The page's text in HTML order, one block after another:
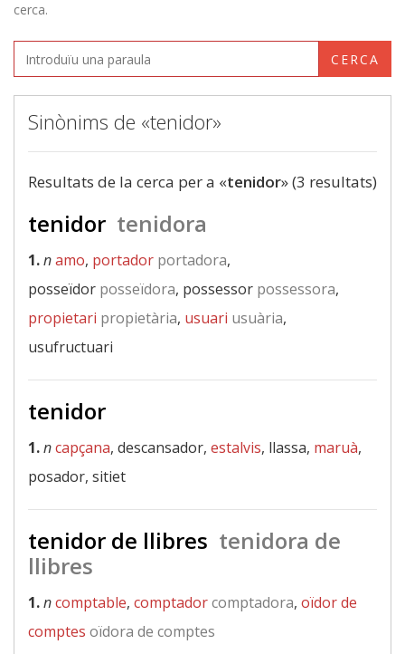
cerca.
CERCA
Sinònims de «tenidor»
Resultats de la cerca per a «tenidor» (3 resultats)
tenidor tenidora
1.namo, portador portadora,
posseïdor posseïdora, possessor possessora,
propietari propietària, usuari usuària,
usufructuari
tenidor
1.ncapçana, descansador, estalvis, llassa, maruà,
posador, sitiet
tenidor de llibres tenidora de
llibres
1.ncomptable, comptadorcomptadora, oïdor de
comptes oïdora de comptes